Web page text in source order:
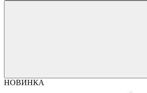
НОВИНКА